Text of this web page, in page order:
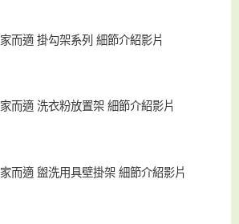
家而適 掛勾架系列 細節介紹影片
家而適 洗衣粉放置架 細節介紹影片
家而適 盥洗用具壁掛架 細節介紹影片